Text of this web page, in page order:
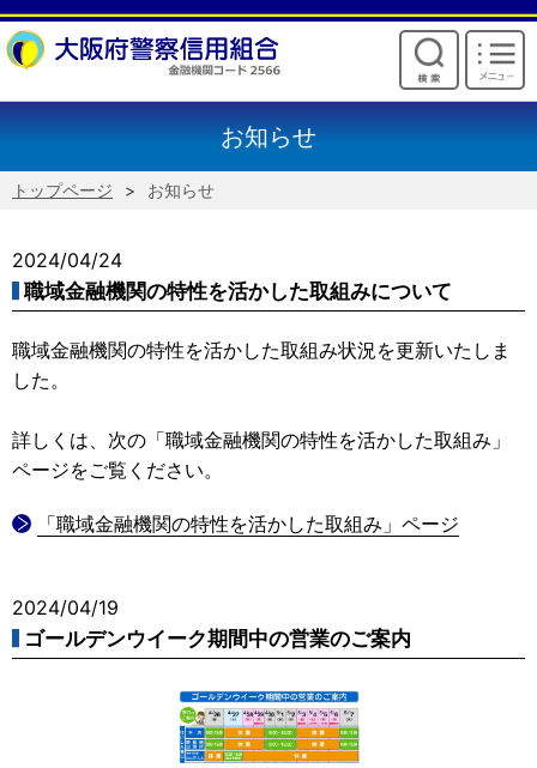
けいしんからのお願い
お知らせ
トップページ お知らせ
2024/04/24
職域金融機関の特性を活かした取組みについて
職域金融機関の特性を活かした取組み状況を更新いたしま
した。
詳しくは、次の「職域金融機関の特性を活かした取組み」
ページをご覧ください。
「職域金融機関の特性を活かした取組み」ページ
2024/04/19
ゴールデンウイーク期間中の営業のご案内